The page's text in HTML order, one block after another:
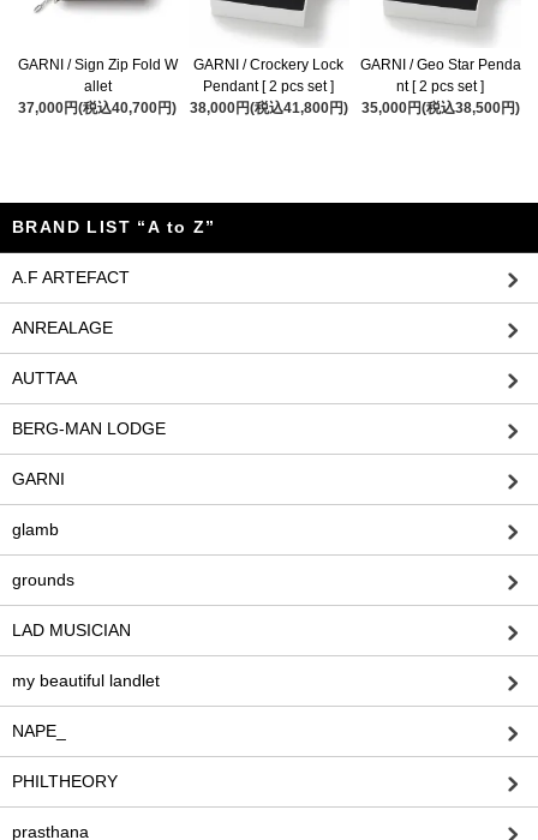
GARNI / Sign Zip Fold W
allet
37,000円(税込40,700円)
GARNI / Crockery Lock
Pendant [ 2 pcs set ]
38,000円(税込41,800円)
GARNI / Geo Star Penda
nt [ 2 pcs set ]
35,000円(税込38,500円)
BRAND LIST “A to Z”
A.F ARTEFACT
ANREALAGE
AUTTAA
BERG-MAN LODGE
GARNI
glamb
grounds
LAD MUSICIAN
my beautiful landlet
NAPE_
PHILTHEORY
prasthana